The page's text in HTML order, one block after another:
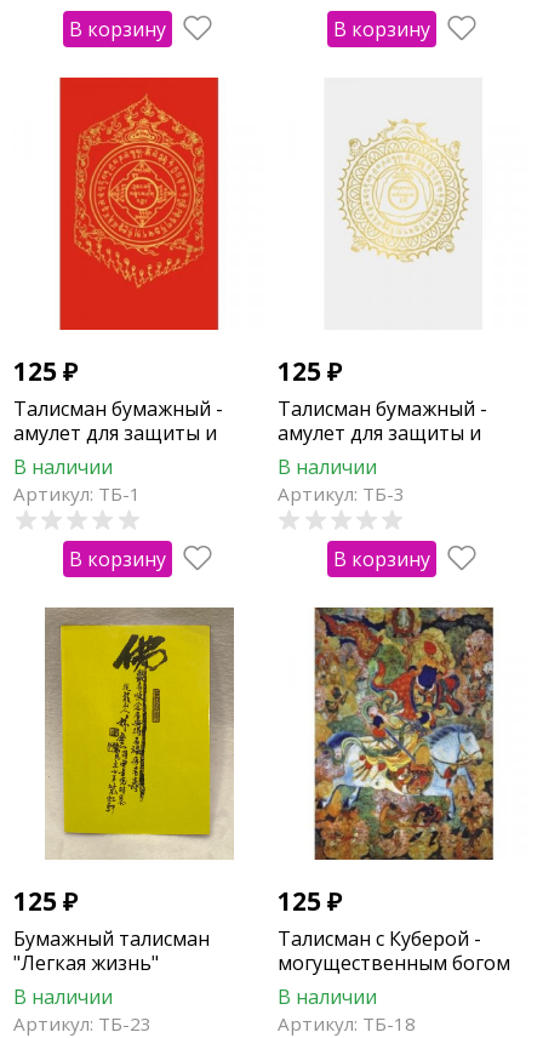
В корзину В корзину
125₽
Талисман бумажный -
амулет для защиты и
удачи (лошадь, змея)
В наличии
Артикул: ТБ-1
В корзину
125₽
Талисман бумажный -
амулет для защиты и
удачи (обезьяна, петух)
В наличии
Артикул: ТБ-3
В корзину
125₽
Бумажный талисман
"Легкая жизнь"
В наличии
Артикул: ТБ-23
125₽
Талисман с Куберой -
могущественным богом
богатства
В наличии
Артикул: ТБ-18